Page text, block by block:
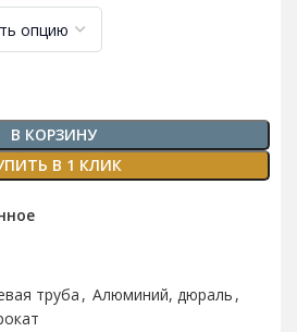
В КОРЗИНУ
В 1 КЛИК
труба , Алюминий, дюраль ,